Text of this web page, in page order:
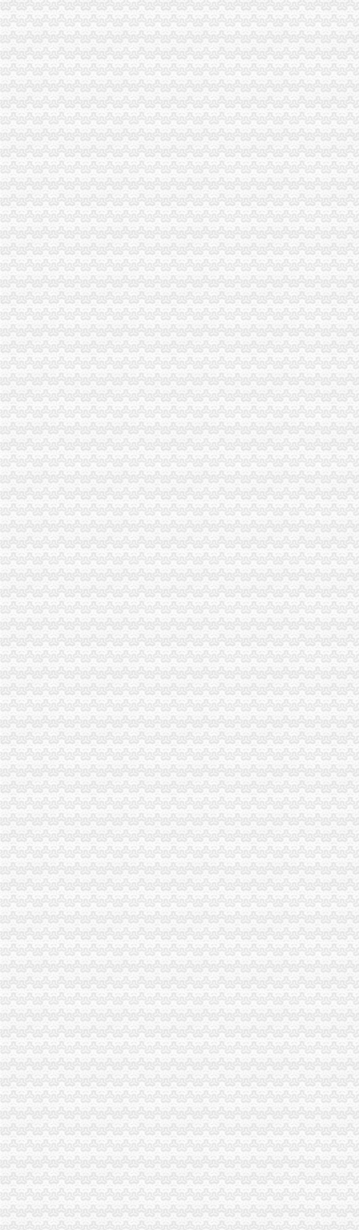
IC包税进出口代理流程【推荐】,进口报关价格/批发报价/生产厂家/参
上海公司进出口权办理流程-公司注册代理
上海港代理原木材进口报关/报关报检流程_广东海邦进出口贸易有限公
：重庆港九2015年年报_重庆港九（）_公告正文
【淄博进出口公司注册_进出口公司注册流程_进出口公司注册代理】-
【深圳国际贸易公司注册流程条件P深圳进出口权代办】-南山前海易
渝中区代办进出口公司
[股东会]重庆百货：2010年度第三次临时股东大会会议资料-[中财网]
大信国际物流（上海）有限公司重庆分公司-大信国际物流（上海）有
重庆百货大楼股份有限公司关於预计2015年日常关联交易公告
渝中区海事海商在线律师_渝中区海事海商律师在线免费咨询_华律网
成都西南交大工程建设咨询监理有限责任公司重庆分公司-主页
重庆百货大楼股份有限公司对外投资公告
常熟渝中区快递员招聘_虞山人才网
美亚集团-美亚国际机票代理,国际机票预订,美亚价机票预订,国
重庆太实业（集团）股份有限公司对外投资暨关联交易公告_财经_
【东莞货运代理|东莞货运代理公司】-广州58同城
代办进出口公司
底价办理嘉兴无地址进出口公司注册各类许可证代办-嘉兴58同城
代办香港公司英国进出口公司注册提供肥料全套手续-运城58同城
代办ATA单证册深圳进出口报关公司_云同盟
长宁代办进出口经营权补办执照代办社保注册公司整帐-上海58同城
东莞公司注册,代理记账,代办进出口经营权-东莞58同城
德注册进出口贸易公司（外贸公司）代办,德工商注册代办【今日
常州市好的代办进出口权公司-咨询培训-人民铁道网
东莞市众达辉进出口有限公司-代理进口,代理商检,二手机械进口,
新西兰水果进口代办公司【今日推荐网-深圳进出口代理】
我公司专业代理各种货物进出口报关、各工厂代商检服务、口岸报关、
渝中区马家堡
渝中区马家堡小学2017招生范围,马家堡小学6月24日报名-小学教育-
【重庆市—渝中区】马家堡发廊偶遇品美少女（申请毕业-曲罢论坛
【招商银行渝中区马家堡自助银行】招商银行渝中区马家堡自助银行
重庆市渝中区马家堡小学评论怎么样-我要搜学网
【重庆市渝中区大坪制面厂马家堡饮食店】重庆市渝中区大坪制面厂
重庆市渝中区马家堡付食经营部长征付食门市_【信用信息_诉讼信息_
重庆市渝中区人民
重庆市渝中区马家堡小学附近住宿
重庆市渝中区-文章详细页
电子察上岗一个月渝中区马家堡路段变通畅重庆新闻联播—
临江门代办进出口公司
广州内饰清洗：燃油系统保养GUNKM2616-油箱及油管路清洗-广州
海门临江新区货运代理业务求职_海门临江新区货运代理业务找工作_
发点好东西上来：）全国各地户外用品店详解-旅游（Travel）版-北大
宝山区（黑龙江省双鸭山市辖区）-搜百科
中国房地产开发企业名录—6-敖汉开发区招商网-中国招商引资信
华立产业集团有限公司审计报告_上市公司_新浪财经_新浪网
上海现代制股份有限公司2015年度报告摘要_新浪财经_新浪网
宝山区（黑龙江省双鸭山市辖区）-搜百科
非洲崖豆木厂家_非洲崖豆木厂家/公司-阿里巴巴公司黄页
钱清镇-搜百科
重庆天地代办进出口公司
【重庆北京天地顺聘货运代理公司】网点,地址,电话,营业时间-大
广州机场UPS报关代理_志趣网
青岛饮料代理公司-青岛饮料代理厂家-|必途青岛饮料代理公司排行榜
海haiyao品牌代理招商-招商加盟-globrand（全球品牌网）
重庆物流服务公司_物流服务厂_生产厂家企业公司
价格,厂家,图片,进出口全套代理,重庆市金利国际货物代理有限
郑州报关代理黄页、郑州报关代理公司名录、郑州报关代理供应商、
第45页装货货代公司装货货运代理公司黄页装货货代企业查询-
比利时PP保险杠进口清关代理公司|如何操作_云同盟
重庆地铁隧道项目引进盾构机设备招标报关代理公司
朝天门代办进出口公司
重庆南岸茶园新区工商服务信息,提供新重庆南岸茶园新区财税服务
【2014年重庆美购贸易有限公司新招聘信息_电话_地址】-赶集网
重庆港国际集装箱有限公司货运代理分公司|重庆港国际集装箱有限公司
朝天门火锅加盟_朝天门火锅加盟店_朝天门火锅加盟费多少-中国连锁网
重庆微商服装代理一手货源重庆女孩服装批发-服装服饰-供求信息-中国
【2014年重庆市名瑞服饰连锁有限公司新招聘信息_电话_地址】-赶
代办3000万公司执照转让代办3000万公司业务的费用-直辖市重庆咨
重庆蝶丽人贸易有限公司2017新招聘信息_电话_地址-58企业名录
国庆到南坪买进口商品价格低便宜30%_新浪新闻
重庆重庆西源商标代理有限公司附近酒店【携程酒店】_第7页
大坪代办进出口公司